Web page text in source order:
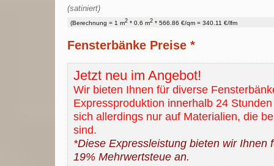
(satiniert)
(Berechnung = 1 m2 * 0.6 m2 * 566.86 €/qm = 340.11 €/lfm
Fensterbänke Preise *
Jetzt neu im Angebot!
Wir bieten Ihnen für diverse
Expressproduktion innerhalb 24
sich allerdings nur auf Materialien, die
sind.
*Diese Expressleistung bieten wir Ihnen
19% Mehrwertsteue an.